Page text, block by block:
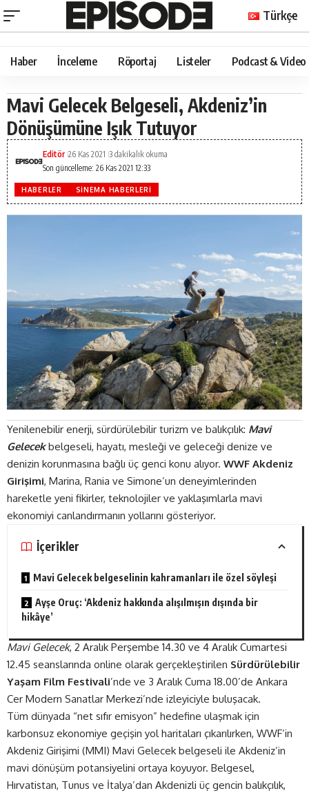
Türkçe
Haber İnceleme Röportaj Listeler Podcast & Video
Mavi Gelecek Belgeseli, Akdeniz’in
Dönüşümüne Işık Tutuyor
Son güncelleme: 26 Kas 2021 12:33
Editör 26 Kas 2021 3 dakikalık okuma
HABERLER SINEMA HABERLERI
Yenilenebilir enerji, sürdürülebilir turizm ve balıkçılık: Mavi
Gelecekbelgeseli, hayatı, mesleği ve geleceği denize ve
denizin korunmasına bağlı üç genci konu alıyor. WWF Akdeniz
Girişimi, Marina, Rania ve Simone’un deneyimlerinden
hareketle yeni fikirler, teknolojiler ve yaklaşımlarla mavi
ekonomiyi canlandırmanın yollarını gösteriyor.
İçerikler
Mavi Gelecek belgeselinin kahramanları ile özel söyleşi
Ayşe Oruç: ‘Akdeniz hakkında alışılmışın dışında bir
hikâye’
Mavi Gelecek, 2 Aralık Perşembe 14.30 ve 4 Aralık Cumartesi
12.45 seanslarında online olarak gerçekleştirilen Sürdürülebilir
Yaşam Film Festivali’nde ve 3 Aralık Cuma 18.00’de Ankara
Cer Modern Sanatlar Merkezi’nde izleyiciyle buluşacak.
Tüm dünyada “net sıfır emisyon” hedefine ulaşmak için
karbonsuz ekonomiye geçişin yol haritaları çıkarılırken, WWF’in
Akdeniz Girişimi (MMI) Mavi Gelecek belgeseli ile Akdeniz’in
mavi dönüşüm potansiyelini ortaya koyuyor. Belgesel,
Hırvatistan, Tunus ve İtalya’dan Akdenizli üç gencin balıkçılık,